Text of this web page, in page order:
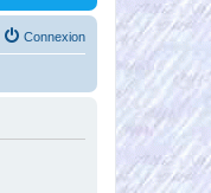
Connexion